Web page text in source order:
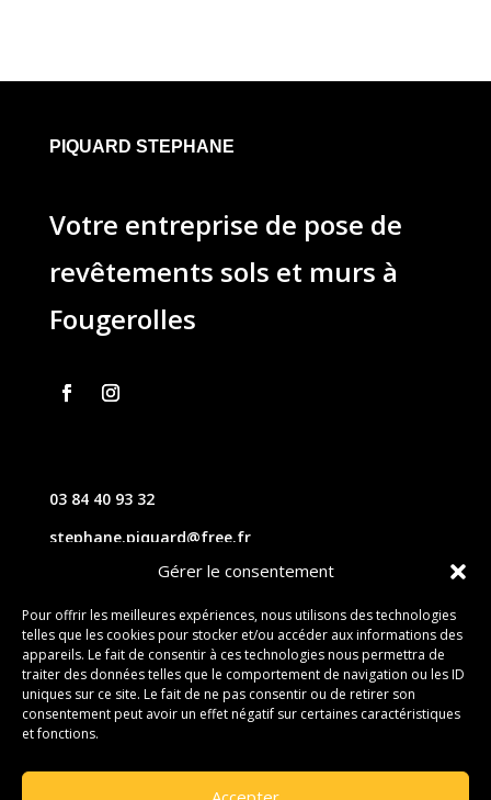
Gérer le consentement
Pour offrir les meilleures expériences, nous utilisons des technologies
telles que les cookies pour stocker et/ou accéder aux informations des
appareils. Le fait de consentir à ces technologies nous permettra de
traiter des données telles que le comportement de navigation ou les ID
uniques sur ce site. Le fait de ne pas consentir ou de retirer son
consentement peut avoir un effet négatif sur certaines caractéristiques
et fonctions.
PIQUARD STEPHANE
Votre entreprise de pose de
revêtements sols et murs à
Fougerolles
03 84 40 93 32
stephane.piquard@free.fr
61 les chavannes – 70220 FOUGEROLLES
Contact